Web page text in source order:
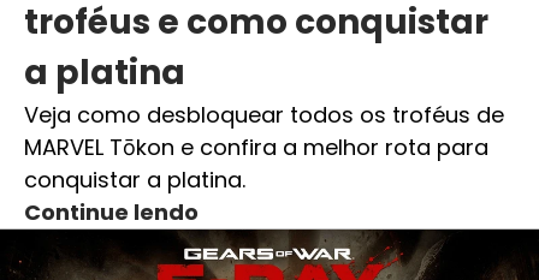
troféus e como conquistar
a platina
Veja como desbloquear todos os troféus de
MARVEL Tōkon e confira a melhor rota para
conquistar a platina.
Continue lendo